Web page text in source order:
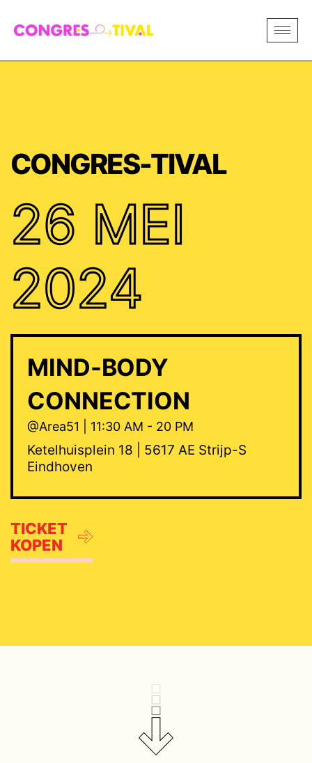
CONGRES-TIVAL
26 MEI
2024
MIND-BODY
CONNECTION
@Area51 | 11:30 AM - 20 PM
Ketelhuisplein 18 | 5617 AE Strijp-S
Eindhoven
TICKET
KOPEN